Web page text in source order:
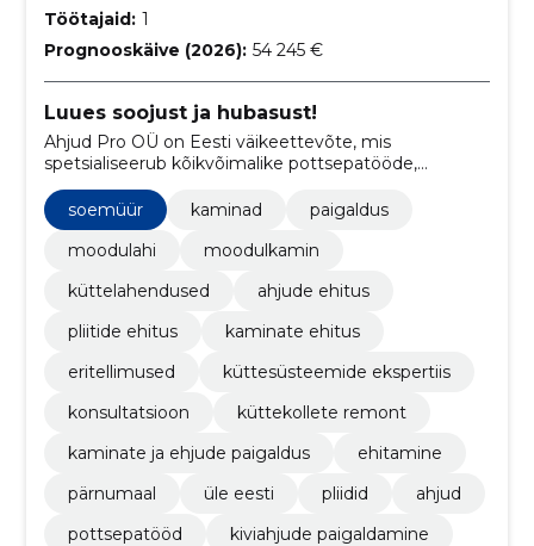
Töötajaid: 1
Prognooskäive (2026): 54 245 €
Luues soojust ja hubasust!
Ahjud Pro OÜ on Eesti väikeettevõte, mis
spetsialiseerub kõikvõimalike pottsepatööde,
küttekollete paigalduse ning remondi ja
ekspertnõustamise valdkonnas.
soemüür kaminad
paigaldus
moodulahi
moodulkamin
küttelahendused
ahjude ehitus
pliitide ehitus
kaminate ehitus
eritellimused
küttesüsteemide ekspertiis
konsultatsioon
küttekollete remont
kaminate ja ehjude paigaldus
ehitamine
pärnumaal
üle eesti pliidid
ahjud
pottsepatööd
kiviahjude paigaldamine